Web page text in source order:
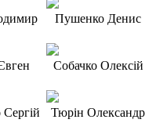
Пушенко Денис
Собачко Олексій
Тюрін Олександр